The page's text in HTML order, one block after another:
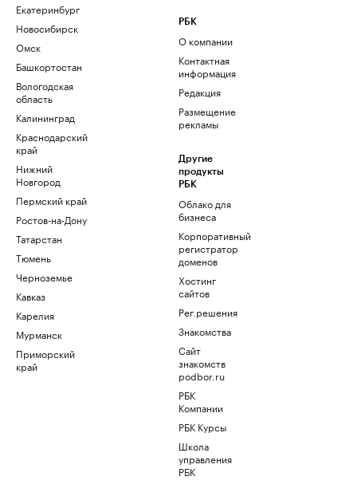
Екатеринбург
Новосибирск
Омск
Башкортостан
Вологодская
область
Калининград
Краснодарский
край
Нижний
Новгород
Пермский край
Ростов-на-Дону
Татарстан
Тюмень
Черноземье
Кавказ
Карелия
Мурманск
Приморский
край
РБК
О компании
Контактная
информация
Редакция
Размещение
рекламы
Другие
продукты
РБК
Облако для
бизнеса
Корпоративный
регистратор
доменов
Хостинг
сайтов
Рег.решения
Знакомства
Сайт
знакомств
podbor.ru
РБК
Компании
РБК Курсы
Школа
управления
РБК